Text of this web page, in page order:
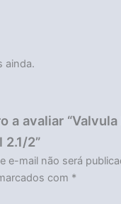
ainda.
a avaliar
2”
e-mail não será
com *